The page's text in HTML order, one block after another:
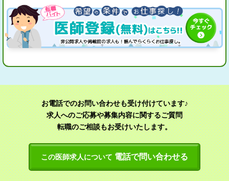
お電話でのお問い合わせも受け付けています♪
求人へのご応募や募集内容に関するご質問
転職のご相談もお受けいたします。
この医師求人について 電話で問い合わせる